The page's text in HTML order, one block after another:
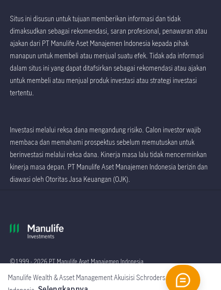
Situs ini disusun untuk tujuan memberikan informasi dan tidak
dimaksudkan sebagai rekomendasi, saran profesional, penawaran atau
ajakan dari PT Manulife Aset Manajemen Indonesia kepada pihak
manapun untuk membeli atau menjual suatu efek. Tidak ada informasi
dalam situs ini yang dapat ditafsirkan sebagai rekomendasi atau ajakan
untuk membeli atau menjual produk investasi atau strategi investasi
tertentu.
Investasi melalui reksa dana mengandung risiko. Calon investor wajib
membaca dan memahami prospektus sebelum memutuskan untuk
berinvestasi melalui reksa dana. Kinerja masa lalu tidak mencerminkan
kinerja masa depan. PT Manulife Aset Manajemen Indonesia berizin dan
diawasi oleh Otoritas Jasa Keuangan (OJK).
©1999 - 2026 PT Manulife Aset Manajemen Indonesia
Global
Manulife Wealth & Asset Management Akuisisi Schroders